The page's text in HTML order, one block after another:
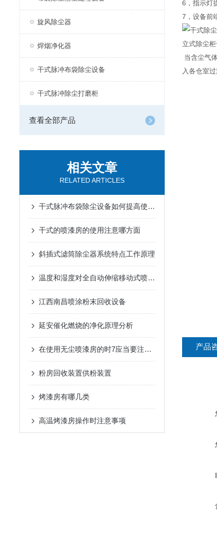
旋风除尘器
焊烟净化器
干式脉冲布袋除尘设备
干式脉冲除尘打磨柜
查看全部产品
相关文章
RELATED ARTICLES
干式脉冲布袋除尘设备如何提高使用效率？
干式的喷漆房的使用注意哪方面
斜插式滤筒除尘器系统特点工作原理
温度和湿度对全自动伸缩移动式喷漆房的使用有影响吗
江西南昌喷涂粉末回收设备
延安催化燃烧的净化原理分析
在使用无尘喷漆房的时7应当要注意什么问题
粉房回收装置供粉装置
烤漆房有哪几类
高温烤漆房操作时注意事项
6，指示灯
7，设备前
立式除尘
当含尘气
入各仓室
产品